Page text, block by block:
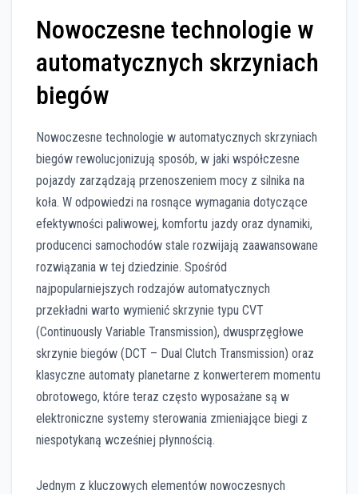
Nowoczesne technologie w
automatycznych skrzyniach
biegów
Nowoczesne technologie w automatycznych skrzyniach
biegów rewolucjonizują sposób, w jaki współczesne
pojazdy zarządzają przenoszeniem mocy z silnika na
koła. W odpowiedzi na rosnące wymagania dotyczące
efektywności paliwowej, komfortu jazdy oraz dynamiki,
producenci samochodów stale rozwijają zaawansowane
rozwiązania w tej dziedzinie. Spośród
najpopularniejszych rodzajów automatycznych
przekładni warto wymienić skrzynie typu CVT
(Continuously Variable Transmission), dwusprzęgłowe
skrzynie biegów (DCT – Dual Clutch Transmission) oraz
klasyczne automaty planetarne z konwerterem momentu
obrotowego, które teraz często wyposażane są w
elektroniczne systemy sterowania zmieniające biegi z
niespotykaną wcześniej płynnością.
Jednym z kluczowych elementów nowoczesnych